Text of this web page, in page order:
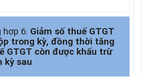
hợp 6. Giảm số thuế GTGT
trong kỳ, đồng thời tăng
GTGT còn được khấu trừ
kỳ sau